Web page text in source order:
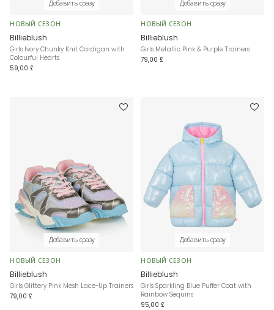
Добавить сразу
НОВЫЙ СЕЗОН
Billieblush
Girls Ivory Chunky Knit Cardigan with
Colourful Hearts
59,00 £
Добавить сразу
НОВЫЙ СЕЗОН
Billieblush
Girls Metallic Pink & Purple Trainers
79,00 £
Добавить сразу
НОВЫЙ СЕЗОН
Billieblush
Girls Glittery Pink Mesh Lace-Up Trainers
79,00 £
Добавить сразу
НОВЫЙ СЕЗОН
Billieblush
Girls Sparkling Blue Puffer Coat with
Rainbow Sequins
95,00 £